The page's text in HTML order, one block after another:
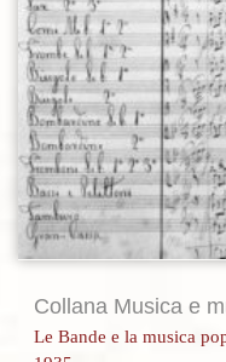
Collana Musica e
Le Bande e la musica